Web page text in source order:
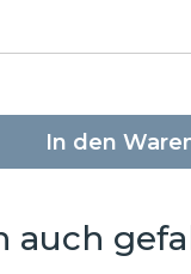
In den
auch